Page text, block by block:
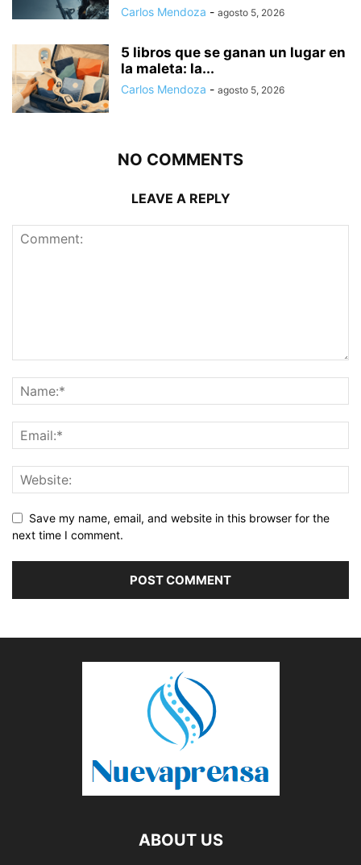
Carlos Mendoza - agosto 5, 2026
5 libros que se ganan un lugar en
la maleta: la...
Carlos Mendoza - agosto 5, 2026
NO COMMENTS
LEAVE A REPLY
Save my name, email, and website in this browser for the
next time I comment.
ABOUT US